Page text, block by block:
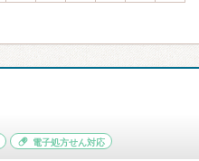
電子処方せん対応